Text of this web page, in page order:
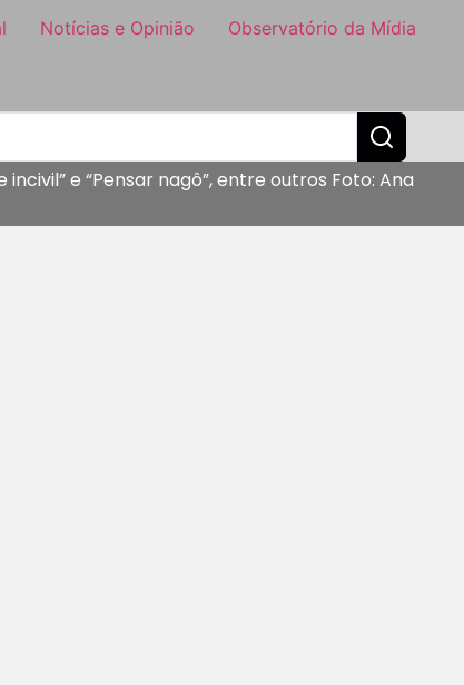
Notícias e Opinião Observatório da Mídia
e “Pensar nagô”, entre outros Foto: Ana